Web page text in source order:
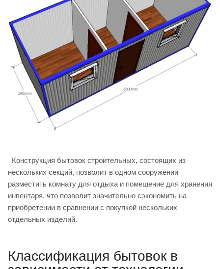
Конструкция бытовок строительных, состоящих из
нескольких секций, позволит в одном сооружении
разместить комнату для отдыха и помещение для хранения
инвентаря, что позволит значительно сэкономить на
приобретении в сравнении с покупкой нескольких
отдельных изделий.
Классификация бытовок в